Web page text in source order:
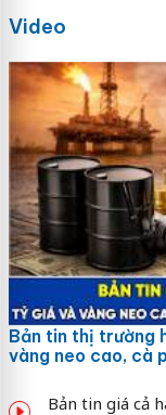
Video
Bản tin thị trường
vàng neo cao, cà
Bản tin giá cả